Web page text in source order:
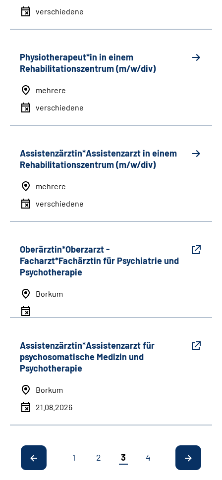
verschiedene
Physiotherapeut*in in einem
Rehabilitationszentrum (m/w/div)
mehrere
verschiedene
Assistenzärztin*Assistenzarzt in einem
Rehabilitationszentrum (m/w/div)
mehrere
verschiedene
Oberärztin*Oberzarzt -
Facharzt*Fachärztin für Psychiatrie und
Psychotherapie
Borkum
Assistenzärztin*Assistenzarzt für
psychosomatische Medizin und
Psychotherapie
Borkum
21.08.2026
1 2 3 4